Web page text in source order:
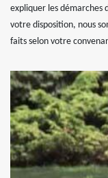
expliquer les démarches
votre disposition, nous
faits selon votre